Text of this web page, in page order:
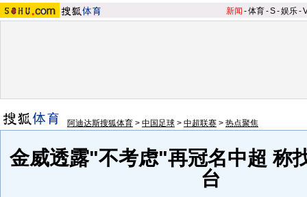
新闻 -体育-S-娱乐-
阿迪达斯搜狐体育 > 中国足球 > 中超联赛 > 热点聚焦
金威透露"不考虑"再冠名中超 称
台